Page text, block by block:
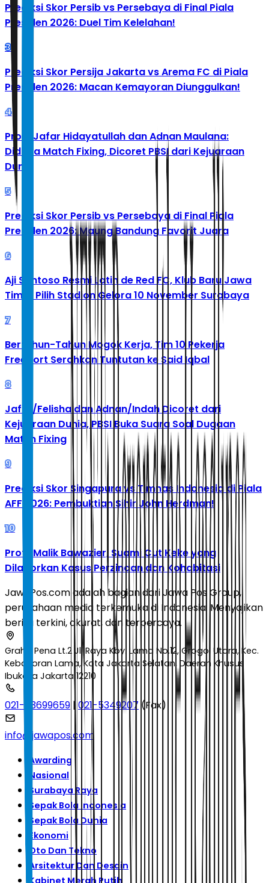
Prediksi Skor Persib vs Persebaya di Final Piala
Presiden 2026: Duel Tim Kelelahan!
3
Prediksi Skor Persija Jakarta vs Arema FC di Piala
Presiden 2026: Macan Kemayoran Diunggulkan!
4
Profil Jafar Hidayatullah dan Adnan Maulana:
Diduga Match Fixing, Dicoret PBSI dari Kejuaraan
Dunia
5
Prediksi Skor Persib vs Persebaya di Final Piala
Presiden 2026: Maung Bandung Favorit Juara
6
Aji Santoso Resmi Latih de Red FC, Klub Baru Jawa
Timur Pilih Stadion Gelora 10 November Surabaya
7
Bertahun-Tahun Mogok Kerja, Tim 10 Pekerja
Freeport Serahkan Tuntutan ke Said Iqbal
8
Jafar/Felisha dan Adnan/Indah Dicoret dari
Kejuaraan Dunia, PBSI Buka Suara Soal Dugaan
Match Fixing
9
Prediksi Skor Singapura vs Timnas Indonesia di Piala
AFF 2026: Pembuktian Sihir John Herdman!
10
Profil Malik Bawazier, Suami Cut Keke yang
Dilaporkan Kasus Perzinaan dan Kohabitasi
JawaPos.com adalah bagian dari Jawa Pos Group,
perusahaan media terkemuka di Indonesia. Menyajikan
berita terkini, akurat, dan terpercaya.
Graha Pena Lt.2 Jl. Raya Kby. Lama No.12, Grogol Utara, Kec.
Kebayoran Lama, Kota Jakarta Selatan, Daerah Khusus
Ibukota Jakarta 12210
021-53699659 |021-5349207 (Fax)
info@jawapos.com
Awarding
Nasional
Surabaya Raya
Sepak Bola Indonesia
Sepak Bola Dunia
Ekonomi
Oto Dan Tekno
Arsitektur Dan Desain